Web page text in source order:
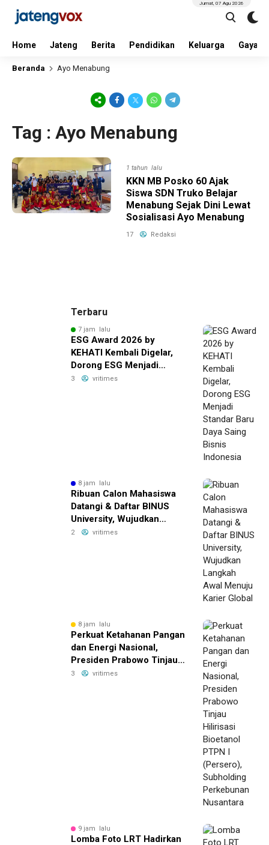
Home Jateng Berita Pendidikan Keluarga Gaya
Jumat, 07 Agu 2026
Beranda Ayo Menabung
Tag : Ayo Menabung
1 tahun lalu
KKN MB Posko 60 Ajak
Siswa SDN Truko Belajar
Menabung Sejak Dini Lewat
Sosialisasi Ayo Menabung
17 Redaksi
Terbaru
7 jam lalu
ESG Award 2026 by
KEHATI Kembali Digelar,
Dorong ESG Menjadi
Standar Baru Daya Saing
3 vritimes
8 jam lalu
Ribuan Calon Mahasiswa
Datangi & Daftar BINUS
University, Wujudkan
Langkah Awal Menuju
2 vritimes
8 jam lalu
Perkuat Ketahanan Pangan
dan Energi Nasional,
Presiden Prabowo Tinjau
Hilirisasi Bioetanol PTPN I
3 vritimes
9 jam lalu
Lomba Foto LRT Hadirkan